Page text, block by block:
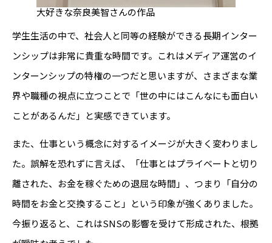
大好きな奈良美智さんの作品
学生生活の中で、社会人と同等の経験ができる長期インター
ンシップは非常に貴重な時間です。これはメディア運営のイ
ンターンシップの特権の一つだと思いますが、さまざまな業
界や職種の視点に立つことで「世の中にはこんなにも面白い
ことがあるんだ」と実感できています。
また、仕事という概念に対するイメージが大きく変わりまし
た。誤解を恐れずに言えば、「仕事とはプライベートと切り
離された、お金を稼ぐための退屈な時間」、つまり「自分の
時間をお金と交換すること」という印象が強くありました。
今振り返ると、これはSNSの影響を受けて形成された、根拠